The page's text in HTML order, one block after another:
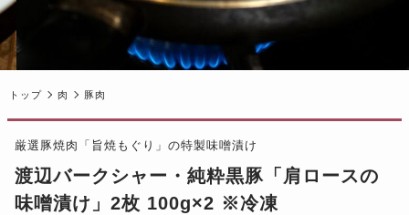
トップ 肉 豚肉
厳選豚焼肉「旨焼もぐり」の特製味噌漬け
渡辺バークシャー・純粋黒豚「肩ロースの
味噌漬け」2枚 100g×2 ※冷凍